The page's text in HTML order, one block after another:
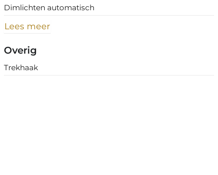
Dimlichten automatisch
Lees meer
Overig
Trekhaak